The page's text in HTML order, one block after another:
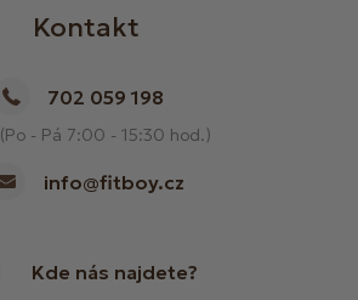
Kontakt
702 059 198
(Po - Pá 7:00 - 15:30 hod.)
info@fitboy.cz
Kde nás najdete?